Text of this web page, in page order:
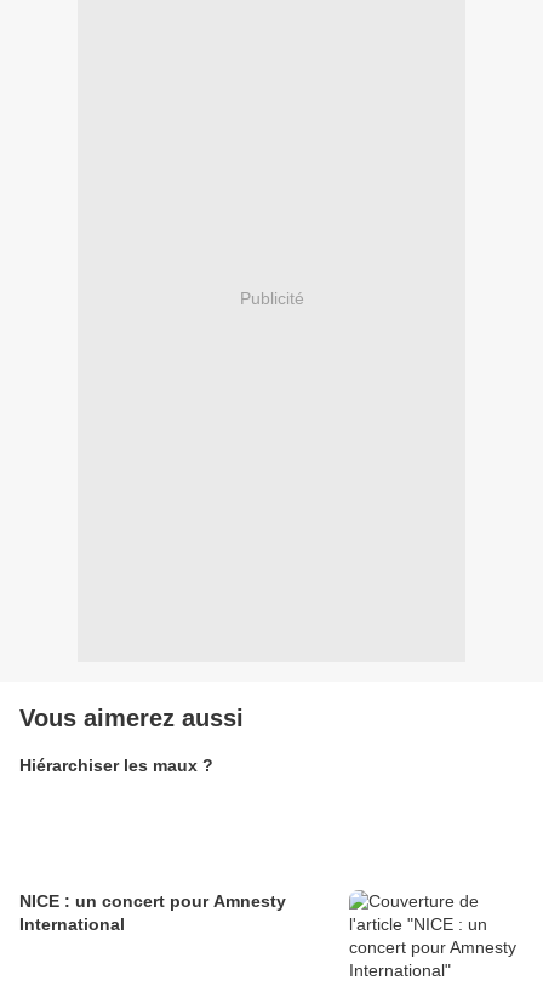
Publicité
Vous aimerez aussi
Hiérarchiser les maux ?
NICE : un concert pour Amnesty
International